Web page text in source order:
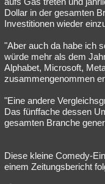
Dollar in der gesamten
Investitionen wieder
"Aber auch da habe ich
würde mehr als dem
Alphabet, Microsoft,
zusammengenommen
"Eine andere
Das fünffache dessen
gesamten Branche
Diese kleine Comedy-
einem Zeitungsbericht